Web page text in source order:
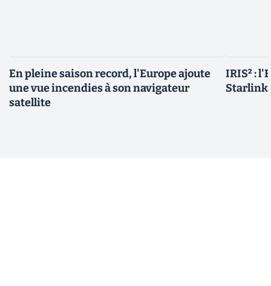
En pleine saison record, l'Europe ajoute
une vue incendies à son navigateur
satellite
IRIS² :
Starlink,